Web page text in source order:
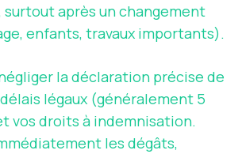
après un changement
enfants, travaux importants).
la déclaration précise de
légaux (généralement 5
vos droits à indemnisation.
les dégâts,